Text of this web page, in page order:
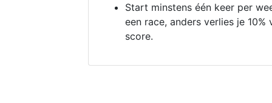
Start minstens één keer per
een race, anders verlies je 10%
score.